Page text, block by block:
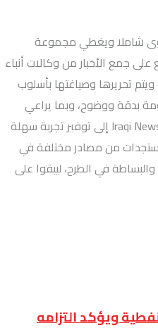
شاملا ويغطي مجموعة
جمع الأخبار من وكالات أنباء
تحريرها وصياغتها بأسلوب
بدقة ووضوح، وبما يراعي
المصداقية واحترام القارئ. يهدف Iraqi News إلى توفير تجربة سهلة
من مصادر مختلفة في
في الطرح، ليبقوا على
ويؤكد التزامه